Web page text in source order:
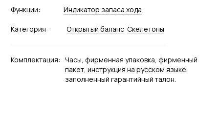
Функции: Индикатор запаса хода
Категория: Открытый баланс Скелетоны
Комплектация: Часы, фирменная упаковка, фирменный
пакет, инструкция на русском языке,
заполненный гарантийный талон.